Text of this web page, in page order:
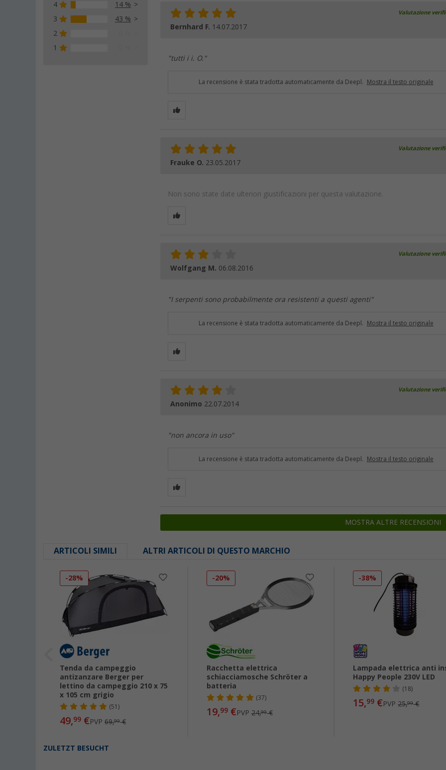
4
14 %
3
43 %
2
1
Valutazione
Bernhard F. 14.07.2017
"tutti i i. O."
La recensione è stata tradotta automaticamente da Deepl. Mostra il testo originale
Valutazione
Frauke O. 23.05.2017
Non sono state date ulteriori giustificazioni per questa valutazione.
Valutazione
Wolfgang M. 06.08.2016
"I serpenti sono probabilmente ora resistenti a questi agenti"
La recensione è stata tradotta automaticamente da Deepl. Mostra il testo originale
Valutazione
Anonimo 22.07.2014
"non ancora in uso"
La recensione è stata tradotta automaticamente da Deepl. Mostra il testo originale
MOSTRA ALTRE RECENSIONI
ARTICOLI SIMILI ALTRI ARTICOLI DI QUESTO MARCHIO
-28%
Tenda da campeggio
antizanzare Berger per
lettino da campeggio 210 x 75
x 105 cm grigio
(51)
49,99 €PVP69,99€
-20%
Racchetta elettrica
schiacciamosche Schröter a
batteria
(37)
19,99€PVP 24,99€
-38%
Lampada elettrica anti
Happy People 230V LED
(18)
15,99 €PVP25,99€
ZULETZT BESUCHT